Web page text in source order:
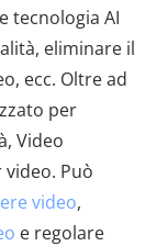
tecnologia AI
eliminare il
ecc. Oltre ad
per
Video
Può
video,
e regolare